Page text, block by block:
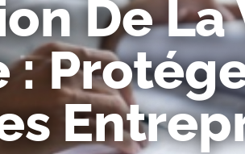
De La